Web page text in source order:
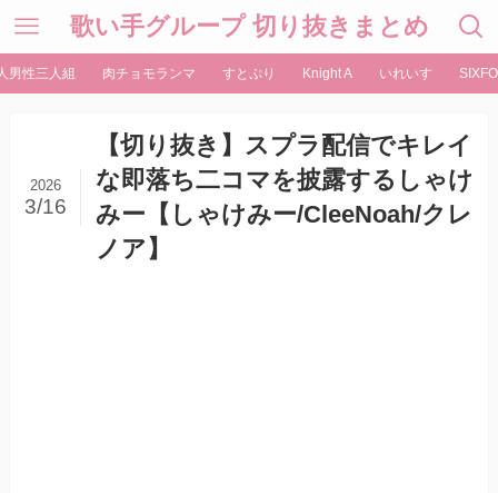
歌い手グループ 切り抜きまとめ
男性三人組 肉チョモランマ すとぷり Knight A いれいす
【切り抜き】スプラ配信でキレイ
な即落ち二コマを披露するしゃけ
みー【しゃけみー/CleeNoah/クレ
ノア】
2026
3/16